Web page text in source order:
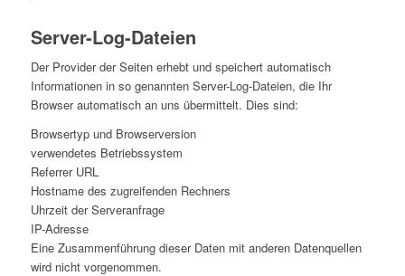
Server-Log-Dateien
Der Provider der Seiten erhebt und speichert automatisch
Informationen in so genannten Server-Log-Dateien, die Ihr
Browser automatisch an uns übermittelt. Dies sind:
Browsertyp und Browserversion
verwendetes Betriebssystem
Referrer URL
Hostname des zugreifenden Rechners
Uhrzeit der Serveranfrage
IP-Adresse
Eine Zusammenführung dieser Daten mit anderen Datenquellen
wird nicht vorgenommen.